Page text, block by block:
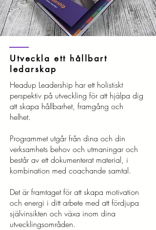
Utveckla ett hållbart
ledarskap
Headup Leadership har ett holistiskt
perspektiv på utveckling för att hjälpa dig
att skapa hållbarhet, framgång och
helhet.
Programmet utgår från dina och din
verksamhets behov och utmaningar och
består av ett dokumenterat material, i
kombination med coachande samtal.
Det är framtaget för att skapa motivation
och energi i ditt arbete med att fördjupa
självinsikten och växa inom dina
utvecklingsområden.